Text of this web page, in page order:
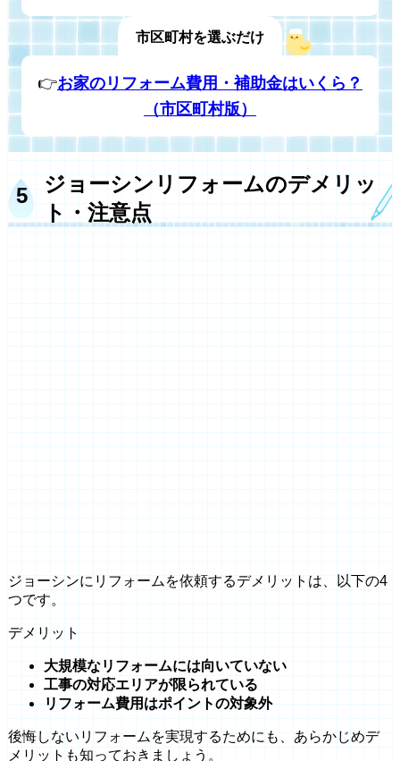
市区町村を選ぶだけ
👉お家のリフォーム費用・補助金はいくら？
（市区町村版）
ジョーシンリフォームのデメリッ
ト・注意点
ジョーシンにリフォームを依頼するデメリットは、以下の4
つです。
デメリット
大規模なリフォームには向いていない
工事の対応エリアが限られている
リフォーム費用はポイントの対象外
後悔しないリフォームを実現するためにも、あらかじめデ
メリットも知っておきましょう。